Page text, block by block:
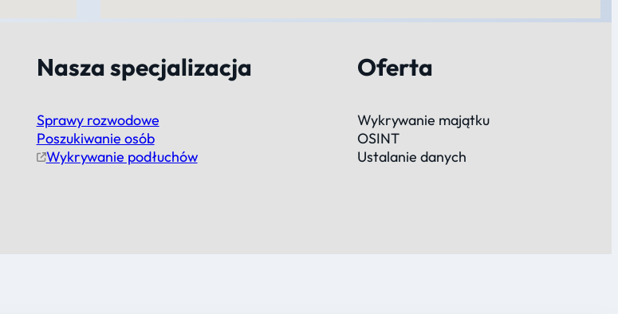
Nasza specjalizacja
Sprawy rozwodowe
Poszukiwanie osób
Wykrywanie podłuchów
Oferta
Wykrywanie majątku
OSINT
Ustalanie danych